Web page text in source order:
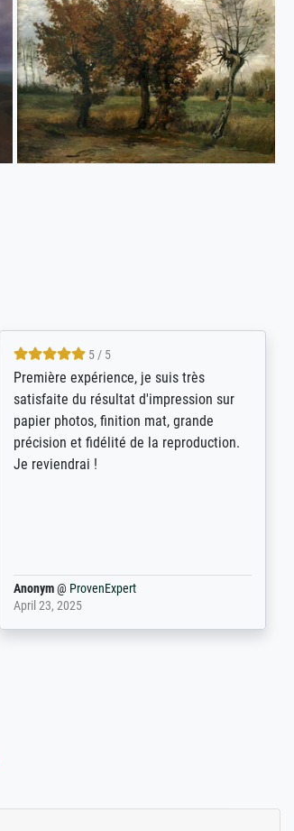
4.8 / 5
Qualité absolument irréprochable.
Extraordinaire diversité des thèmes
abordés et personnalisation des
demandes (recadrage, réajustement des
couleurs). Relation clientèle parfaite.
Anonym@ ProvenExpert
March 31, 2025